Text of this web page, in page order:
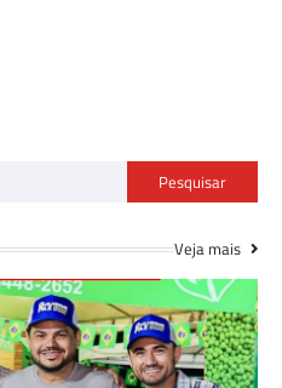
Pesquisar
Veja mais